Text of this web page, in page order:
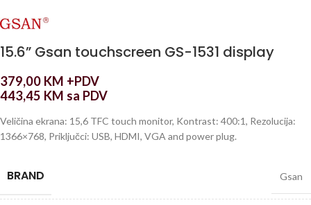
15.6” Gsan touchscreen GS-1531 display
379,00 KM +PDV
443,45 KM sa PDV
Veličina ekrana: 15,6 TFC touch monitor, Kontrast: 400:1, Rezolucija:
1366×768, Priključci: USB, HDMI, VGA and power plug.
BRAND Gsan